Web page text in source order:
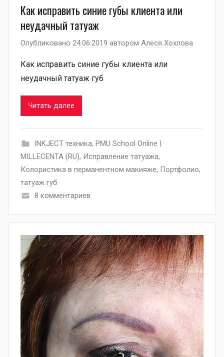
Как исправить синие губы клиента или
неудачный татуаж
Опубликовано 24.06.2019 автором Алеся Хохлова
Как исправить синие губы клиента или
неудачный татуаж губ
Читать далее
INKJECT техника, PMU School Online |
MILLECENTA (RU), Исправление татуажа,
Колористика в перманентном макияже, Портфолио,
татуаж губ
8 комментариев